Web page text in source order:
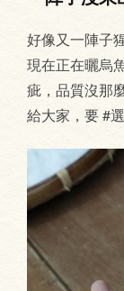
好像又一陣子
現在正在曬烏
疵，品質沒那
給大家，要 #